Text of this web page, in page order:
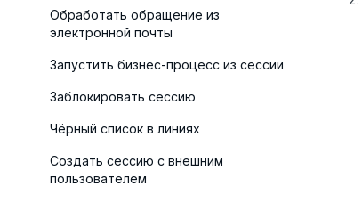
Обработать обращение из
электронной почты
Запустить бизнес-процесс из сессии
Заблокировать сессию
Чёрный список в линиях
Создать сессию с внешним
пользователем